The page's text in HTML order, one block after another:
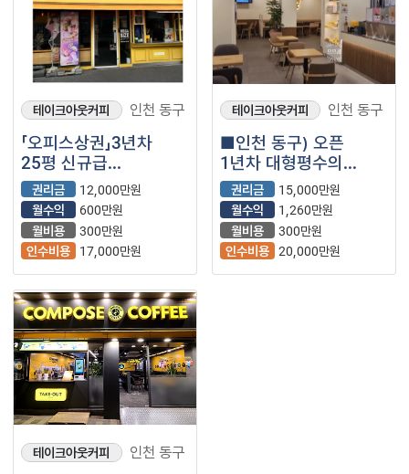
테이크아웃커피 인천 동구
「오피스상권」3년차
25평 신규급
【메가커피】
권리금
12,000만원
월수익
600만원
월비용
300만원
인수비용
17,000만원
테이크아웃커피 인천 동구
■인천 동구) 오픈
1년차 대형평수의
메가커피 매장을
소개합니다.■
권리금
15,000만원
월수익
1,260만원
월비용
300만원
인수비용 20,000만원
테이크아웃커피 인천 동구